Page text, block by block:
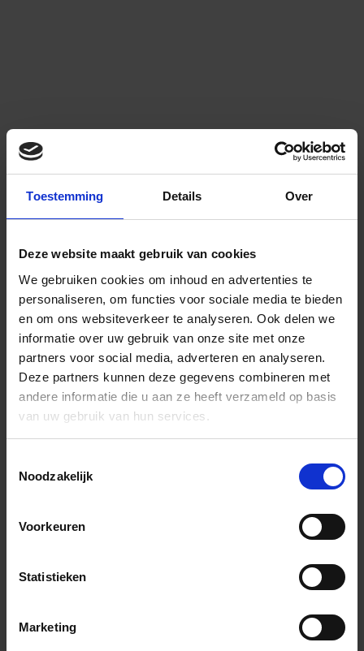
Toestemming Details Over
Deze website maakt gebruik van cookies
We gebruiken cookies om inhoud en advertenties te
personaliseren, om functies voor sociale media te bieden
en om ons websiteverkeer te analyseren. Ook delen we
informatie over uw gebruik van onze site met onze
partners voor social media, adverteren en analyseren.
Deze partners kunnen deze gegevens combineren met
andere informatie die u aan ze heeft verzameld op basis
van uw gebruik van hun services.
Noodzakelijk
Voorkeuren
Statistieken
Marketing